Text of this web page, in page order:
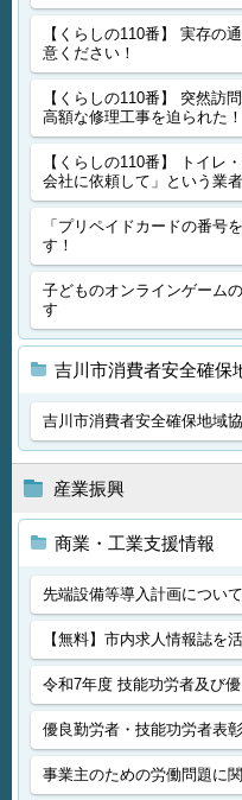
【くらしの110番】 実存の
意ください！
【くらしの110番】 突然訪
高額な修理工事を迫られた！
【くらしの110番】 トイ
会社に依頼して」という業
「プリペイドカードの番号
す！
子どものオンラインゲーム
す
吉川市消費者安全確保
吉川市消費者安全確保地域
産業振興
商業・工業支援情報
先端設備等導入計画について
【無料】市内求人情報誌を
令和7年度 技能功労者及び
優良勤労者・技能功労者表
事業主のための労働問題に